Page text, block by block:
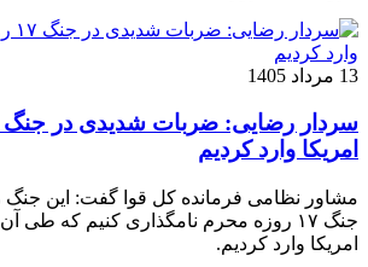
13 مرداد 1405
امریکا وارد کردیم
مشاور نظامی فرمانده کل قوا گفت: این جنگ
جنگ ۱۷ روزه محرم نامگذاری کنیم که
امریکا وارد کردیم.